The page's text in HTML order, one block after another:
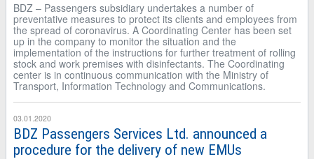
BDZ – Passengers subsidiary undertakes a number of
preventative measures to protect its clients and employees from
the spread of coronavirus. A Coordinating Center has been set
up in the company to monitor the situation and the
implementation of the instructions for further treatment of rolling
stock and work premises with disinfectants. The Coordinating
center is in continuous communication with the Ministry of
Transport, Information Technology and Communications.
03.01.2020
BDZ Passengers Services Ltd. announced a
procedure for the delivery of new EMUs